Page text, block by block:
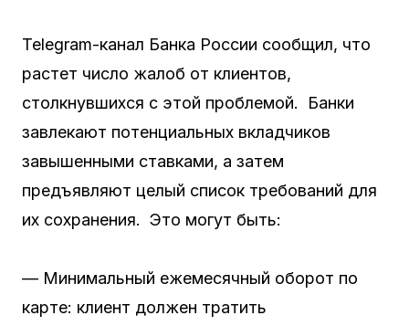
Telegram-канал Банка России сообщил, что
растет число жалоб от клиентов,
столкнувшихся с этой проблемой. Банки
завлекают потенциальных вкладчиков
завышенными ставками, а затем
предъявляют целый список требований для
их сохранения. Это могут быть:
— Минимальный ежемесячный оборот по
карте: клиент должен тратить